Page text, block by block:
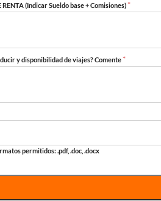
RENTA (Indicar Sueldo base + Comisiones) *
y disponibilidad de viajes? Comente *
permitidos: .pdf, .doc, .docx